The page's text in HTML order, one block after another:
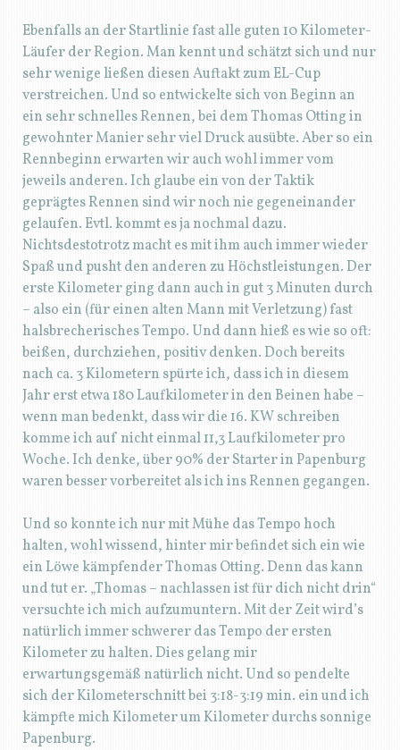
Ebenfalls an der Startlinie fast alle guten 10 Kilometer-
Läufer der Region. Man kennt und schätzt sich und nur
sehr wenige ließen diesen Auftakt zum EL-Cup
verstreichen. Und so entwickelte sich von Beginn an
ein sehr schnelles Rennen, bei dem Thomas Otting in
gewohnter Manier sehr viel Druck ausübte. Aber so ein
Rennbeginn erwarten wir auch wohl immer vom
jeweils anderen. Ich glaube ein von der Taktik
geprägtes Rennen sind wir noch nie gegeneinander
gelaufen. Evtl. kommt es ja nochmal dazu.
Nichtsdestotrotz macht es mit ihm auch immer wieder
Spaß und pusht den anderen zu Höchstleistungen. Der
erste Kilometer ging dann auch in gut 3 Minuten durch
– also ein (für einen alten Mann mit Verletzung) fast
halsbrecherisches Tempo. Und dann hieß es wie so oft:
beißen, durchziehen, positiv denken. Doch bereits
nach ca. 3 Kilometern spürte ich, dass ich in diesem
Jahr erst etwa 180 Laufkilometer in den Beinen habe –
wenn man bedenkt, dass wir die 16. KW schreiben
komme ich auf nicht einmal 11,3 Laufkilometer pro
Woche. Ich denke, über 90% der Starter in Papenburg
waren besser vorbereitet als ich ins Rennen gegangen.
Und so konnte ich nur mit Mühe das Tempo hoch
halten, wohl wissend, hinter mir befindet sich ein wie
ein Löwe kämpfender Thomas Otting. Denn das kann
und tut er. „Thomas – nachlassen ist für dich nicht drin“
versuchte ich mich aufzumuntern. Mit der Zeit wird’s
natürlich immer schwerer das Tempo der ersten
Kilometer zu halten. Dies gelang mir
erwartungsgemäß natürlich nicht. Und so pendelte
sich der Kilometerschnitt bei 3:18-3:19 min. ein und ich
kämpfte mich Kilometer um Kilometer durchs sonnige
Papenburg.